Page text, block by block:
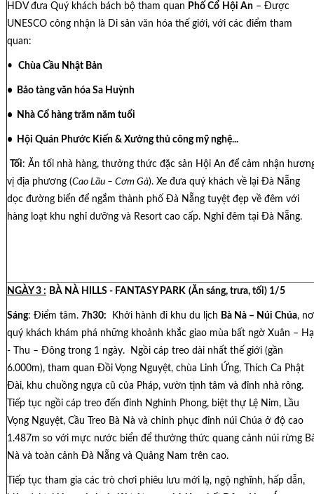
HDV đưa Quý khách bách bộ tham quan Phố Cổ Hội An– Được
UNESCO công nhận là Di sản văn hóa thế giới, với các điểm tham
quan:
• Chùa Cầu Nhật Bản
• Bảo tàng văn hóa Sa Huỳnh
• Nhà Cổ hàng trăm năm tuổi
• Hội Quán Phước Kiến & Xưởng thủ công mỹ nghệ...
Tối: Ăn tối nhà hàng, thưởng thức đặc sản Hội An để cảm nhận
vị địa phương (Cao Lầu – Cơm Gà). Xe đưa quý khách về lại Đà Nẵng
dọc đường biển để ngắm thành phố Đà Nẵng tuyệt đẹp về đêm với
hàng loạt khu nghỉ dưỡng và Resort cao cấp. Nghỉ đêm tại Đà Nẵng.
NGÀY 3 : BÀ NÀ HILLS - FANTASY PARK (Ăn sáng, trưa, tối)1/5
Sáng: Điểm tâm. 7h30: Khởi hành đi khu du lịch Bà Nà – Núi Chúa,
quý khách khám phá những khoảnh khắc giao mùa bất ngờ Xuân – Hạ
- Thu – Đông trong 1 ngày. Ngồi cáp treo dài nhất thế giới (gần
6.000m), tham quan Đồi Vọng Nguyệt, chùa Linh Ứng, Thích Ca Phật
Đài, khu chuồng ngựa cũ của Pháp, vườn tịnh tâm và đỉnh nhà rông.
Tiếp tục ngồi cáp treo đến đỉnh Nghinh Phong, biệt thự Lệ Nim, Lầu
Vọng Nguyệt, Cầu Treo Bà Nà và chinh phục đỉnh núi Chúa ở độ cao
1.487m so với mực nước biển để thưởng thức quang cảnh núi rừng
Nà và toàn cảnh Đà Nẵng và Quảng Nam trên cao.
Tiếp tục tham gia các trò chơi phiêu lưu mới lạ, ngộ nghĩnh, hấp dẫn,